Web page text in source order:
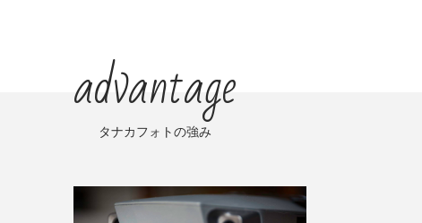
advantage
タナカフォトの強み